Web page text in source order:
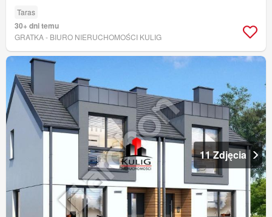
Taras
30+ dni temu
GRATKA - BIURO NIERUCHOMOŚCI KULIG
11 Zdjęcia